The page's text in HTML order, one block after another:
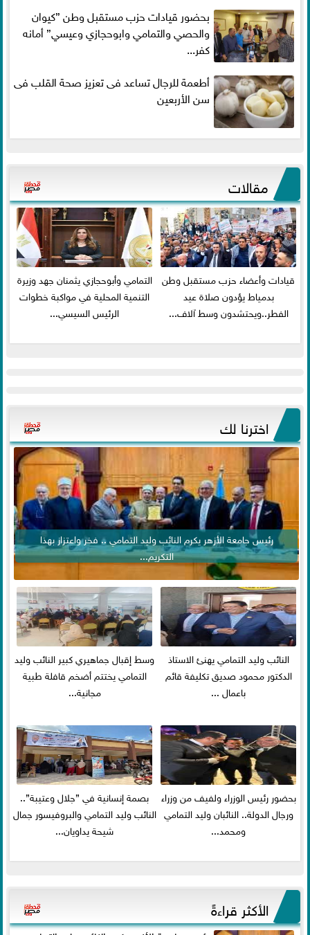
بحضور قيادات حزب مستقبل وطن ”كيوان
والحصي والتمامي وابوحجازي وعيسي” أمانه
كفر...
أطعمة للرجال تساعد فى تعزيز صحة القلب فى
سن الأربعين
مقالات
قيادات وأعضاء حزب مستقبل وطن
بدمياط يؤدون صلاة عيد
الفطر..ويحتشدون وسط آلاف...
التمامي وأبوحجازي يثمنان جهد وزيرة
التنمية المحلية في مواكبة خطوات
الرئيس السيسي...
اخترنا لك
رئيس جامعة الأزهر يكرم النائب وليد التمامي .. فخر واعتزاز بهذا
التكريم...
النائب وليد التمامي يهنئ الاستاذ
الدكتور محمود صديق تكليفة قائم
باعمال ...
وسط إقبال جماهيري كبير النائب وليد
التمامي يختتم أضخم قافلة طبية
مجانية...
بحضور رئيس الوزراء ولفيف من وزراء
ورجال الدولة.. النائبان وليد التمامي
ومحمد...
بصمة إنسانية في ”جلال وعتيبة”..
النائب وليد التمامي والبروفيسور جمال
شيحة يداويان...
الأكثر قراءةً